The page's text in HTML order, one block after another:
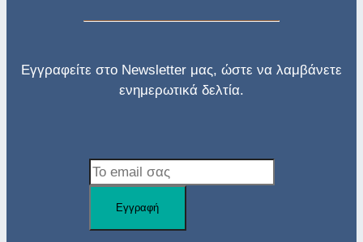
Εγγραφείτε στο Newsletter μας, ώστε να λαμβάνετε
ενημερωτικά δελτία.
Εγγραφή